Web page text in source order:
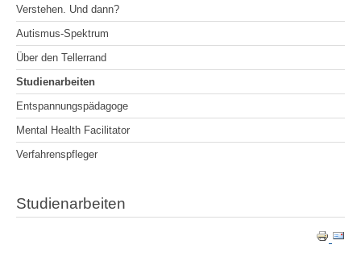
Verstehen. Und dann?
Autismus-Spektrum
Über den Tellerrand
Studienarbeiten
Entspannungspädagoge
Mental Health Facilitator
Verfahrenspfleger
Studienarbeiten